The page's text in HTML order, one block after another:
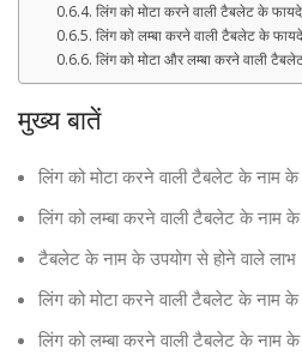
लिंग को मोटा करने वाली टैबलेट के
लिंग को लम्बा करने वाली टैबलेट के
लिंग को मोटा और लम्बा करने वाली
मुख्य बातें
लिंग को मोटा करने वाली टैबलेट के नाम
लिंग को लम्बा करने वाली टैबलेट के नाम
टैबलेट के नाम के उपयोग से होने वाले लाभ
लिंग को मोटा करने वाली टैबलेट के नाम
लिंग को लम्बा करने वाली टैबलेट के नाम